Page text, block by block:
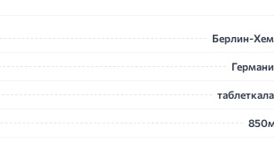
Берлин-